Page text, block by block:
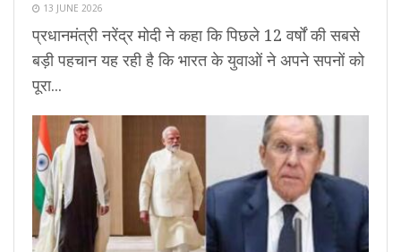
13 JUNE 2026
प्रधानमंत्री नरेंद्र मोदी ने कहा कि पिछले 12 वर्षों की सबसे
बड़ी पहचान यह रही है कि भारत के युवाओं ने अपने सपनों को
पूरा...